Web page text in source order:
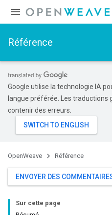
Référence
Google utilise la technologie IA
langue préférée. Les traductions
contenir des erreurs.
OpenWeave Référence
ENVOYER DES
Sur cette page